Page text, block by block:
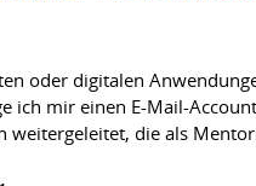
oder digitalen
ich mir einen E-Mail-
die als